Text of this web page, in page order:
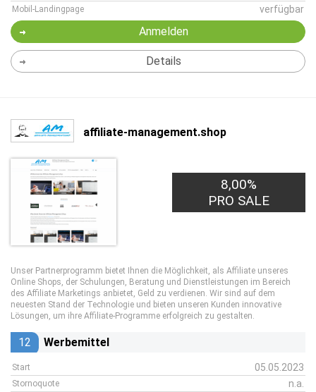
Mobil-Landingpage verfügbar
Anmelden
Details
affiliate-management.shop
8,00%
PRO SALE
Unser Partnerprogramm bietet Ihnen die Möglichkeit, als Affiliate unseres
Online Shops, der Schulungen, Beratung und Dienstleistungen im Bereich
des Affiliate Marketings anbietet, Geld zu verdienen. Wir sind auf dem
neuesten Stand der Technologie und bieten unseren Kunden innovative
Lösungen, um ihre Affiliate-Programme erfolgreich zu gestalten.
12 Werbemittel
Start 05.05.2023
Stornoquote n.a.